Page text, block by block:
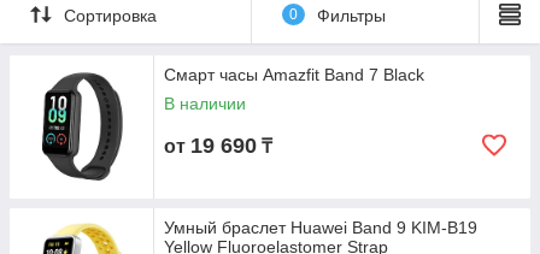
Сортировка 0 Фильтры
Смарт часы Amazfit Band 7 Black
В наличии
от 19 690 ₸
Умный браслет Huawei Band 9 KIM-B19
Yellow Fluoroelastomer Strap